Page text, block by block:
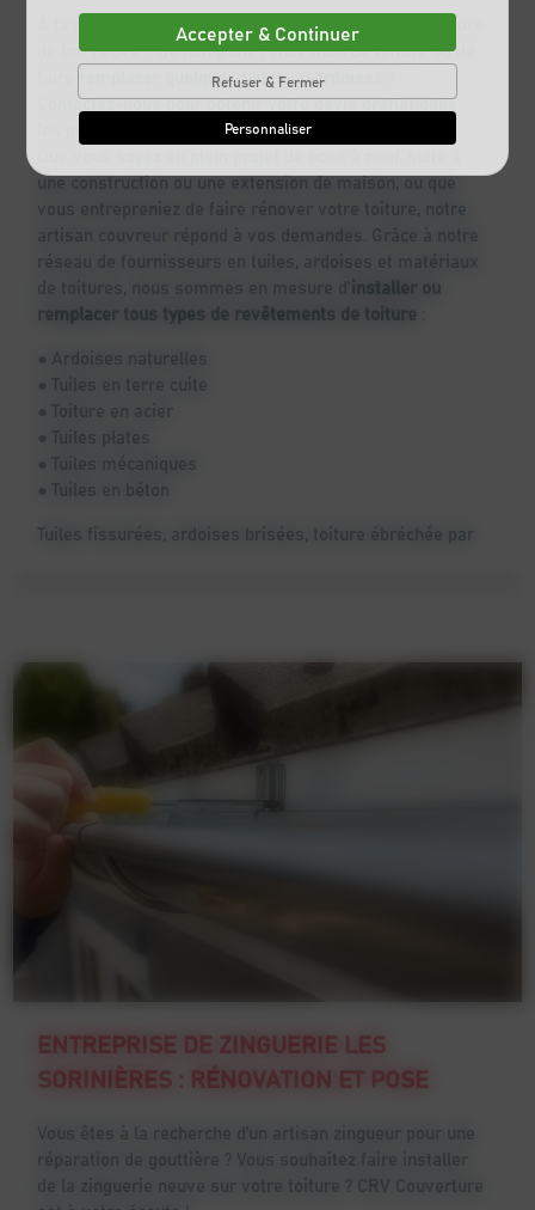
Accepter & Continuer
Refuser & Fermer
Personnaliser
À la recherche d’un artisan pour installer une couverture
de toit neuve ? Besoin d’une rénovation de toiture ou de
faire remplacer quelques tuiles ou ardoises ?
Contactez-nous pour obtenir votre devis gratuit dans
une construction ou une extension de maison, ou que
vous entrepreniez de faire rénover votre toiture, notre
artisan couvreur répond à vos demandes. Grâce à notre
réseau de fournisseurs en tuiles, ardoises et matériaux
de toitures, nous sommes en mesure d’installer ou
remplacer tous types de revêtements de toiture :
Ardoises naturelles
Tuiles en terre cuite
Toiture en acier
Tuiles plates
Tuiles mécaniques
Tuiles en béton
Tuiles fissurées, ardoises brisées, toiture ébréchée par
ENTREPRISE DE ZINGUERIE LES
SORINIÈRES : RÉNOVATION ET POSE
Vous êtes à la recherche d’un artisan zingueur pour une
réparation de gouttière ? Vous souhaitez faire installer
de la zinguerie neuve sur votre toiture ? CRV Couverture